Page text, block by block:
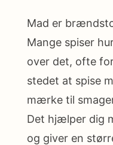
Mad er
Mange spiser
over det, ofte
stedet at spise
mærke til
Det hjælper dig
og giver en